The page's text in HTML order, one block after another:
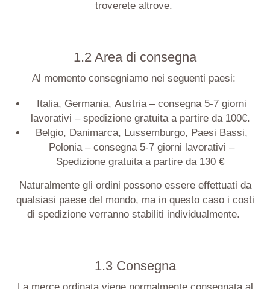
troverete altrove.
1.2 Area di consegna
Al momento consegniamo nei seguenti paesi:
Italia, Germania, Austria– consegna 5-7 giorni
lavorativi – spedizione gratuita a partire da 100€.
Belgio, Danimarca, Lussemburgo, Paesi Bassi,
Polonia – consegna 5-7 giorni lavorativi –
Spedizione gratuita a partire da 130 €
Naturalmente gli ordini possono essere effettuati da
qualsiasi paese del mondo, ma in questo caso i costi
di spedizione verranno stabiliti individualmente.
1.3 Consegna